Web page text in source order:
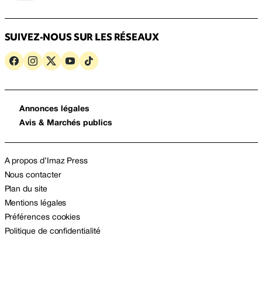
SUIVEZ-NOUS SUR LES RÉSEAUX
Annonces légales
Avis & Marchés publics
A propos d’Imaz Press
Nous contacter
Plan du site
Mentions légales
Préférences cookies
Politique de confidentialité